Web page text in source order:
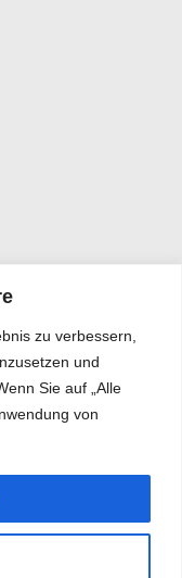
zu verbessern,
und
Sie auf „Alle
von